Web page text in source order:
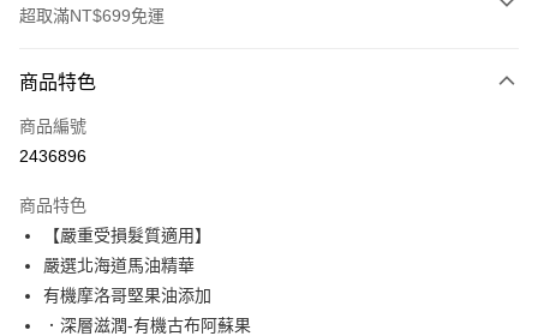
超取滿NT$699免運
信用卡一次付款
超商取貨付款
Apple Pay
街口支付
悠遊付
商品特色
商品編號
2436896
商品特色
【嚴重受損髮質適用】
嚴選北海道馬油精華
有機摩洛哥堅果油添加
．深層滋潤-有機古布阿蘇果